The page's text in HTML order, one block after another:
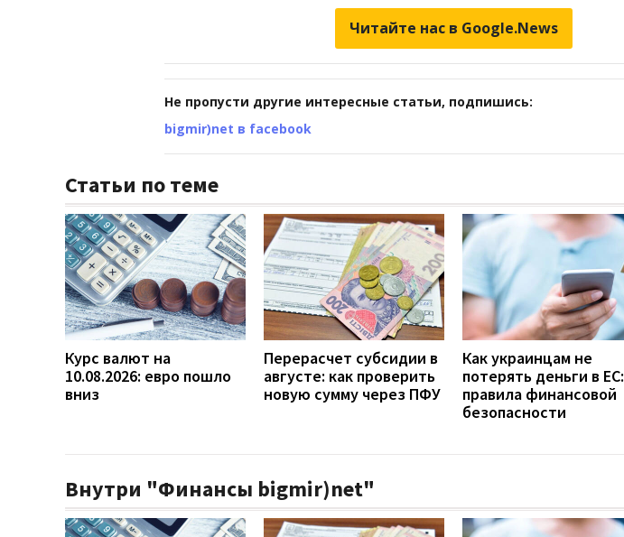
Читайте нас в Google.News
Не пропусти другие интересные статьи, подпишись:
bigmir)net в facebook
Статьи по теме
Курс валют на
10.08.2026: евро пошло
вниз
Перерасчет субсидии в
августе: как проверить
новую сумму через ПФУ
Как украинцам не
потерять деньги в ЕС:
правила финансовой
безопасности
Внутри "Финансы bigmir)net"